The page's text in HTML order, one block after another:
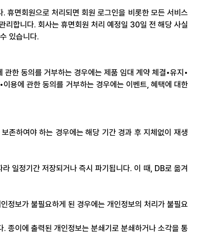
휴면회원으로 처리되면 회원 로그인을 비롯한 모든 서비스
리합니다. 회사는 휴면회원 처리 예정일 30일 전 해당 사실
있습니다.
한 동의를 거부하는 경우에는 제품 임대 계약 체결•유지•
용에 관한 동의를 거부하는 경우에는 이벤트, 혜택에 대한
존하여야 하는 경우에는 해당 기간 경과 후 지체없이 재생
일정기간 저장되거나 즉시 파기됩니다. 이 때, DB로 옮겨
정보가 불필요하게 된 경우에는 개인정보의 처리가 불필요
종이에 출력된 개인정보는 분쇄기로 분쇄하거나 소각을 통